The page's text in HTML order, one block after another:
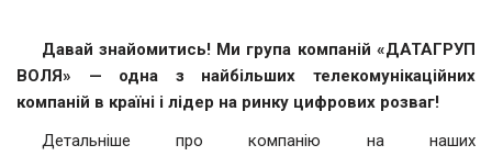
Давай знайомитись! Ми група компаній «ДАТАГРУП
ВОЛЯ» — одна з найбільших телекомунікаційних
компаній в країні і лідер на ринку цифрових розваг!
Детальніше про компанію на наших